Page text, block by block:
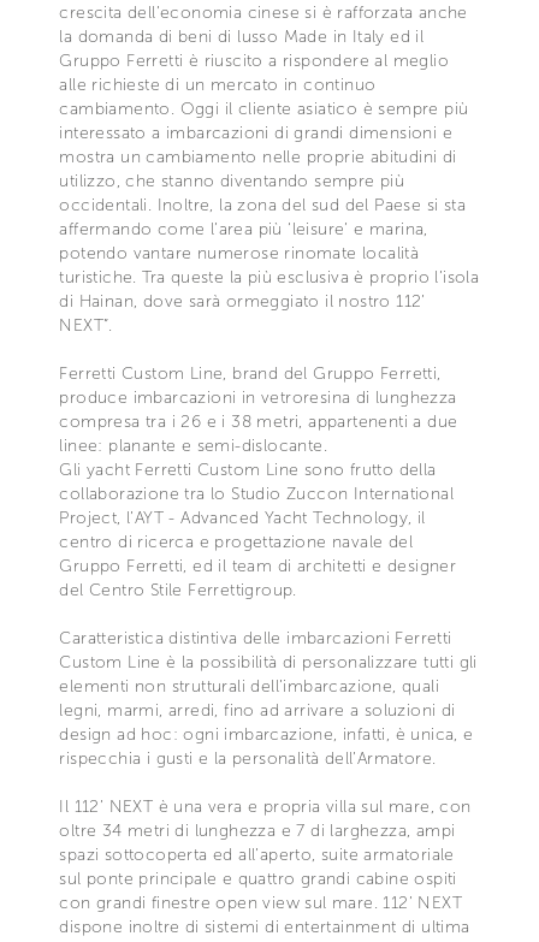
crescita dell’economia cinese si è rafforzata anche
la domanda di beni di lusso Made in Italy ed il
Gruppo Ferretti è riuscito a rispondere al meglio
alle richieste di un mercato in continuo
cambiamento. Oggi il cliente asiatico è sempre più
interessato a imbarcazioni di grandi dimensioni e
mostra un cambiamento nelle proprie abitudini di
utilizzo, che stanno diventando sempre più
occidentali. Inoltre, la zona del sud del Paese si sta
affermando come l’area più ‘leisure’ e marina,
potendo vantare numerose rinomate località
turistiche. Tra queste la più esclusiva è proprio l’isola
di Hainan, dove sarà ormeggiato il nostro 112’
NEXT”.
Ferretti Custom Line, brand del Gruppo Ferretti,
produce imbarcazioni in vetroresina di lunghezza
compresa tra i 26 e i 38 metri, appartenenti a due
linee: planante e semi-dislocante.
Gli yacht Ferretti Custom Line sono frutto della
collaborazione tra lo Studio Zuccon International
Project, l’AYT - Advanced Yacht Technology, il
centro di ricerca e progettazione navale del
Gruppo Ferretti, ed il team di architetti e designer
del Centro Stile Ferrettigroup.
Caratteristica distintiva delle imbarcazioni Ferretti
Custom Line è la possibilità di personalizzare tutti gli
elementi non strutturali dell’imbarcazione, quali
legni, marmi, arredi, fino ad arrivare a soluzioni di
design ad hoc: ogni imbarcazione, infatti, è unica, e
rispecchia i gusti e la personalità dell’Armatore.
Il 112’ NEXT è una vera e propria villa sul mare, con
oltre 34 metri di lunghezza e 7 di larghezza, ampi
spazi sottocoperta ed all’aperto, suite armatoriale
sul ponte principale e quattro grandi cabine ospiti
con grandi finestre open view sul mare. 112’ NEXT
dispone inoltre di sistemi di entertainment di ultima